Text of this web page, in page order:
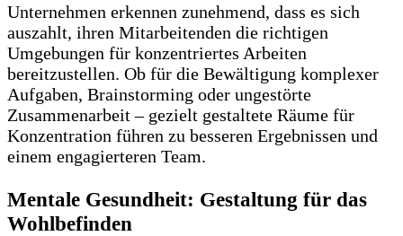
Unternehmen erkennen zunehmend, dass es sich
auszahlt, ihren Mitarbeitenden die richtigen
Umgebungen für konzentriertes Arbeiten
bereitzustellen. Ob für die Bewältigung komplexer
Aufgaben, Brainstorming oder ungestörte
Zusammenarbeit – gezielt gestaltete Räume für
Konzentration führen zu besseren Ergebnissen und
einem engagierteren Team.
Mentale Gesundheit: Gestaltung für das
Wohlbefinden